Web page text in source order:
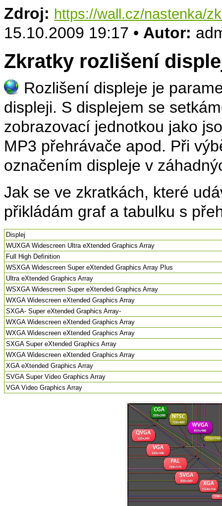
Zdroj: https://wall.cz/nastenka/
15.10.2009 19:17 • Autor:
Zkratky rozlišení
Rozlišení displeje je
displeji. S displejem se
zobrazovací jednotkou jako
MP3 přehrávače apod. Při
označením displeje v
Jak se ve zkratkách, které
přikládám graf a tabulku s
Displej
WUXGA Widescreen Ultra eXtended Graphics Array
Full High Definition
WSXGA Widescreen Super eXtended Graphics Array Plus
Ultra eXtended Graphics Array
WSXGA Widescreen Super eXtended Graphics Array
WXGA Widescreen eXtended Graphics Array
SXGA- Super eXtended Graphics Array-
WXGA Widescreen eXtended Graphics Array
WXGA Widescreen eXtended Graphics Array
SXGA Super eXtended Graphics Array
WXGA Widescreen eXtended Graphics Array
XGA eXtended Graphics Array
SVGA Super Video Graphics Array
VGA Video Graphics Array